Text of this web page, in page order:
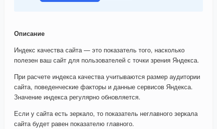
Описание
Индекс качества сайта — это показатель того, насколько
полезен ваш сайт для пользователей с точки зрения Яндекса.
При расчете индекса качества учитываются размер аудитории
сайта, поведенческие факторы и данные сервисов Яндекса.
Значение индекса регулярно обновляется.
Если у сайта есть зеркало, то показатель неглавного зеркала
сайта будет равен показателю главного.